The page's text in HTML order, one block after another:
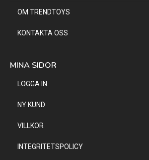
OM TRENDTOYS
KONTAKTA OSS
MINA SIDOR
LOGGA IN
NY KUND
VILLKOR
INTEGRITETSPOLICY